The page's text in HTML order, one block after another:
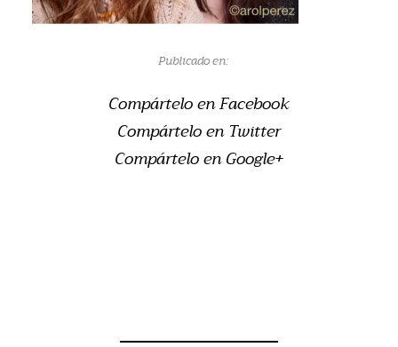
Publicado en:
Compártelo en Facebook
Compártelo en Twitter
Compártelo en Google+